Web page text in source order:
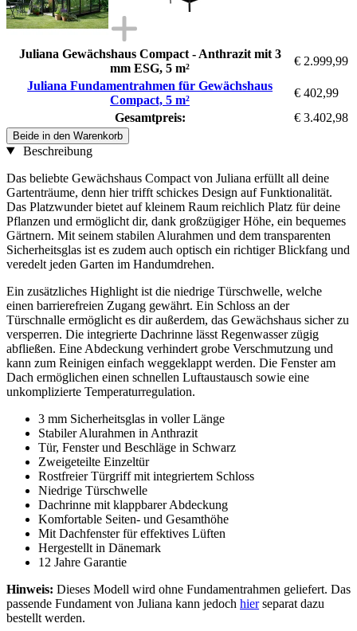
Juliana Gewächshaus Compact - Anthrazit mit 3
mm ESG, 5 m²
€ 2.999,99
Juliana Fundamentrahmen für Gewächshaus
Compact, 5 m²
€ 402,99
Gesamtpreis:
€ 3.402,98
Beide in den Warenkorb
Beschreibung
Das beliebte Gewächshaus Compact von Juliana erfüllt all deine
Gartenträume, denn hier trifft schickes Design auf Funktionalität.
Das Platzwunder bietet auf kleinem Raum reichlich Platz für deine
Pflanzen und ermöglicht dir, dank großzügiger Höhe, ein bequemes
Gärtnern. Mit seinem stabilen Alurahmen und dem transparenten
Sicherheitsglas ist es zudem auch optisch ein richtiger Blickfang und
veredelt jeden Garten im Handumdrehen.
Ein zusätzliches Highlight ist die niedrige Türschwelle, welche
einen barrierefreien Zugang gewährt. Ein Schloss an der
Türschnalle ermöglicht es dir außerdem, das Gewächshaus sicher zu
versperren. Die integrierte Dachrinne lässt Regenwasser zügig
abfließen. Eine Abdeckung verhindert grobe Verschmutzung und
kann zum Reinigen einfach weggeklappt werden. Die Fenster am
Dach ermöglichen einen schnellen Luftaustausch sowie eine
unkomplizierte Temperaturregulation.
3 mm Sicherheitsglas in voller Länge
Stabiler Alurahmen in Anthrazit
Tür, Fenster und Beschläge in Schwarz
Zweigeteilte Einzeltür
Rostfreier Türgriff mit integriertem Schloss
Niedrige Türschwelle
Dachrinne mit klappbarer Abdeckung
Komfortable Seiten- und Gesamthöhe
Mit Dachfenster für effektives Lüften
Hergestellt in Dänemark
12 Jahre Garantie
Hinweis: Dieses Modell wird ohne Fundamentrahmen geliefert. Das
passende Fundament von Juliana kann jedoch hierseparat dazu
bestellt werden.